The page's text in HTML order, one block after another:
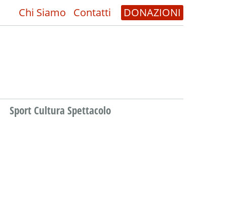
Chi Siamo Contatti DONAZIONI
Sport Cultura Spettacolo